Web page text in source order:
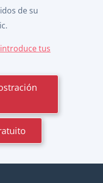
de su
tus